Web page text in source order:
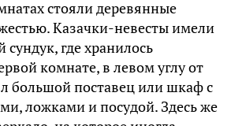
стояли деревянные
Казачки-невесты имели
сундук, где хранилось
комнате, в левом углу от
большой поставец или шкаф с
ложками и посудой. Здесь же